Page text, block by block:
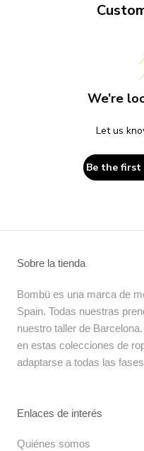
We’re
Let us
Be the
Sobre la tienda
Bombü es una marca de
Spain. Todas nuestras
nuestro taller de
en estas colecciones de
adaptarse a todas las
Enlaces de interés
Quiénes somos